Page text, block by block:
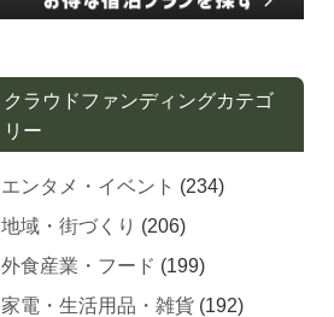
クラウドファンディングカテゴ
リー
エンタメ・イベント (234)
地域・街づくり (206)
外食産業・フード (199)
家電・生活用品・雑貨 (192)